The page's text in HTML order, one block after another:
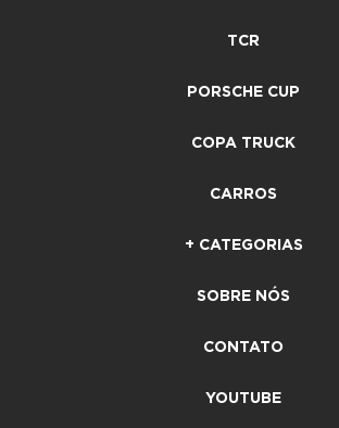
TCR
PORSCHE CUP
COPA TRUCK
CARROS
+ CATEGORIAS
SOBRE NÓS
CONTATO
YOUTUBE